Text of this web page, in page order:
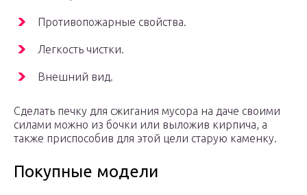
Противопожарные свойства.
Легкость чистки.
Внешний вид.
Сделать печку для сжигания мусора на даче своими
силами можно из бочки или выложив кирпича, а
также приспособив для этой цели старую каменку.
Покупные модели